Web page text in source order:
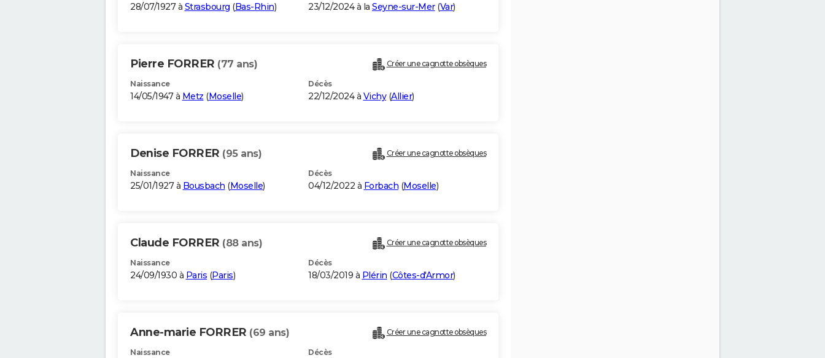
28/07/1927 à Strasbourg (Bas-Rhin) 23/12/2024 à la Seyne-sur-Mer(Var)
Pierre FORRER (77 ans) Créer une cagnotte obsèques
Naissance
14/05/1947 à Metz (Moselle)
Décès
22/12/2024 à Vichy(Allier)
Denise FORRER (95 ans) Créer une cagnotte obsèques
Naissance
25/01/1927 à Bousbach (Moselle)
Décès
04/12/2022 à Forbach (Moselle)
Claude FORRER (88 ans) Créer une cagnotte obsèques
Naissance
24/09/1930 à Paris (Paris)
Décès
18/03/2019 à Plérin (Côtes-d'Armor)
Anne-marie FORRER (69 ans) Créer une cagnotte obsèques
Naissance Décès